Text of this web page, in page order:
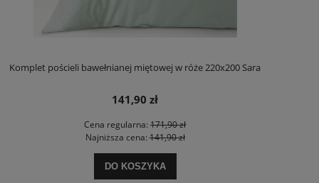
Komplet pościeli bawełnianej miętowej w róże 220x200 Sara
141,90 zł
Cena regularna: 171,90 zł
Najniższa cena:141,90 zł
DO KOSZYKA